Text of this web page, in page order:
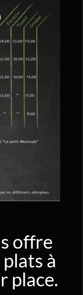
offre
à
place.